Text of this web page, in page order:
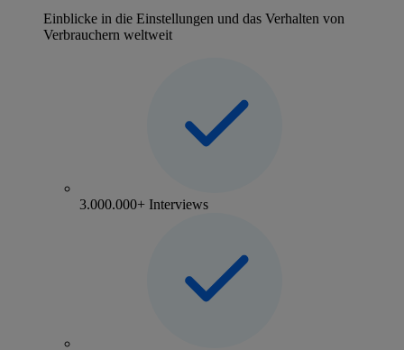
Einblicke in die Einstellungen und das Verhalten von
Verbrauchern weltweit
3.000.000+ Interviews